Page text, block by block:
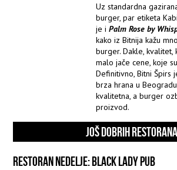
Uz standardna
burger, par etiketa
je iPalm Rose by
kako iz Bitnija kažu
burger. Dakle,
malo jače cene, koje
Definitivno, Bitni Špirs
brza hrana u
kvalitetna, a burger
proizvod.
JOŠ DOBRIH RESTORANA
RESTORAN NEDELJE: BLACK LADY PUB